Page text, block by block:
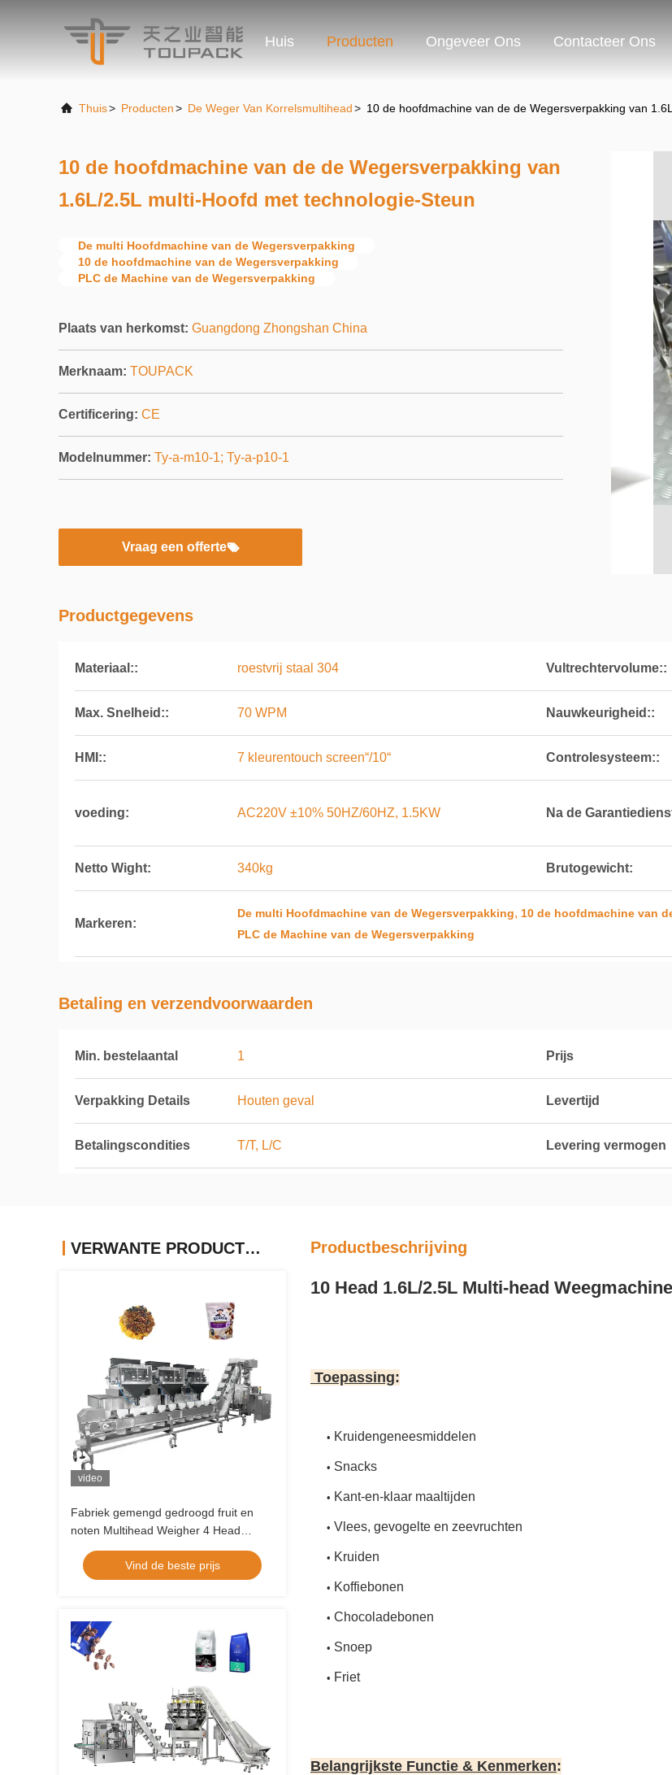
Huis Producten Ongeveer Ons Contacteer Ons
Thuis> Producten> De Weger Van Korrelsmultihead> 10 de hoofdmachine van de de Wegersverpakking van
10 de hoofdmachine van de de Wegersverpakking van
1.6L/2.5L multi-Hoofd met technologie-Steun
De multi Hoofdmachine van de Wegersverpakking
10 de hoofdmachine van de Wegersverpakking
PLC de Machine van de Wegersverpakking
Plaats van herkomst: Guangdong Zhongshan China
Merknaam: TOUPACK
Certificering: CE
Modelnummer: Ty-a-m10-1; Ty-a-p10-1
Vraag een offerte
Productgegevens
Materiaal:: roestvrij staal 304 Vultrechtervolume::
Max. Snelheid:: 70 WPM Nauwkeurigheid::
HMI:: 7 kleurentouch screen“/10“ Controlesysteem::
voeding: AC220V ±10% 50HZ/60HZ, 1.5KW Na de
Netto Wight: 340kg Brutogewicht:
Markeren:
De multi Hoofdmachine van de Wegersverpakking, 10 de hoofdmachine van
PLC de Machine van de Wegersverpakking
Betaling en verzendvoorwaarden
Min. bestelaantal 1 Prijs
Verpakking Details Houten geval Levertijd
Betalingscondities T/T, L/C Levering vermogen
VERWANTE PRODUCTEN
video
Fabriek gemengd gedroogd fruit en
noten Multihead Weigher 4 Head
Lineaire Weigher Vffs
verpakkingsmachine Zip Bag
verpakkingsmachine
Vind de beste prijs
Productbeschrijving
10 Head 1.6L/2.5L Multi-head
Toepassing:
• Kruidengeneesmiddelen
• Snacks
• Kant-en-klaar maaltijden
• Vlees, gevogelte en zeevruchten
• Kruiden
• Koffiebonen
• Chocoladebonen
• Snoep
• Friet
Belangrijkste Functie & Kenmerken: